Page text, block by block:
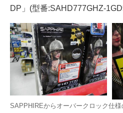
DP」(型番:SAHD777GHZ-
SAPPHIREからオーバークロック仕